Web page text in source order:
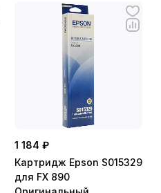
1 184 ₽
Картридж Epson S015329
для FX 890